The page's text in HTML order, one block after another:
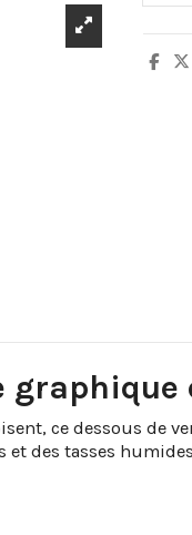
graphique
ce dessous de
et des tasses